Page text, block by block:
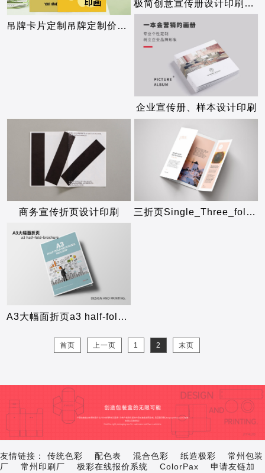
吊牌卡片定制吊牌定制价格标签吊卡定制
极简创意宣传册设计印刷定制
企业宣传册、样本设计印刷
商务宣传折页设计印刷 三折页Single_Three_fold设计案例
A3大幅面折页a3 half-fold-brochure设计案例
首页 上一页 1 2 末页
友情链接： 传统色彩 配色表 混合色彩 纸造极彩
常州包装
厂
常州印刷厂 极彩在线报价系统 ColorPax 申请友链加